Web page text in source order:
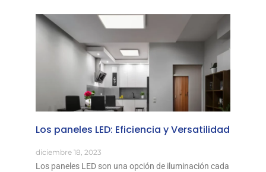
Los paneles LED: Eficiencia y Versatilidad
diciembre 18, 2023
Los paneles LED son una opción de iluminación cada